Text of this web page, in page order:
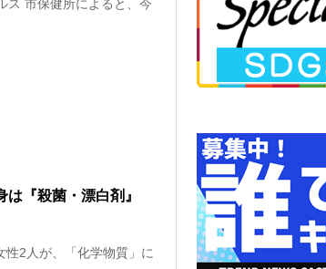
ス 市保健所によると、今
は『殺菌・漂白剤』
2人が、「化学物質」に